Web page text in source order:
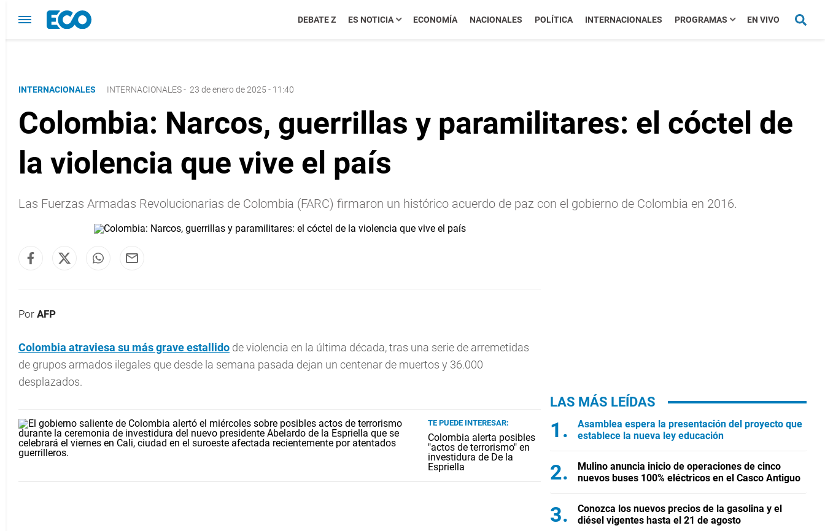
DEBATE Z ES NOTICIA ECONOMÍA NACIONALES POLÍTICA INTERNACIONALES PROGRAMAS EN VIVO
INTERNACIONALES INTERNACIONALES- 23 de enero de 2025 - 11:40
Colombia: Narcos, guerrillas y paramilitares: el cóctel de
la violencia que vive el país
Las Fuerzas Armadas Revolucionarias de Colombia (FARC) firmaron un histórico acuerdo de paz con el gobierno de Colombia en 2016.
Por AFP
Colombia atraviesa su más grave estallido de violencia en la última década, tras una serie de arremetidas
de grupos armados ilegales que desde la semana pasada dejan un centenar de muertos y 36.000
desplazados.
TE PUEDE INTERESAR:
Colombia alerta posibles
"actos de terrorismo" en
investidura de De la
Espriella
LAS MÁS LEÍDAS
Asamblea espera la presentación del proyecto que
establece la nueva ley educación
Mulino anuncia inicio de operaciones de cinco
nuevos buses 100% eléctricos en el Casco Antiguo
Conozca los nuevos precios de la gasolina y el
diésel vigentes hasta el 21 de agosto